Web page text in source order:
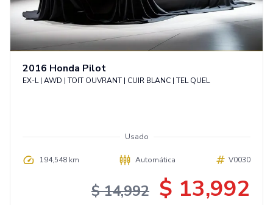
2016 Honda Pilot
EX-L | AWD | TOIT OUVRANT | CUIR BLANC | TEL QUEL
Usado
194,548 km Automática V0030
$ 14,992 $ 13,992